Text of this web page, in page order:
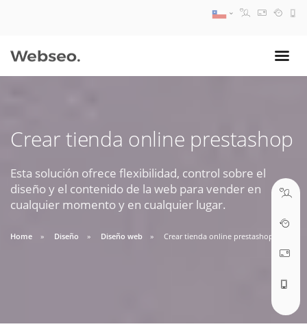
Crear tienda online prestashop
Esta solución ofrece flexibilidad, control sobre el
diseño y el contenido de la web para vender en
cualquier momento y en cualquier lugar.
Home Diseño Diseño web Crear tienda online prestashop
09:30 AM A 18:30 PM
soporte@webseo.cl
ABRIR TICKET